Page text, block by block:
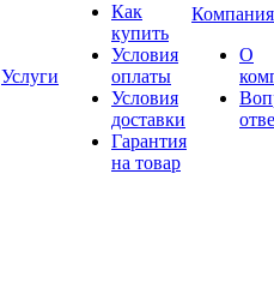
Услуги
Как
купить
Условия
оплаты
Условия
доставки
Гарантия
на товар
Компания
О